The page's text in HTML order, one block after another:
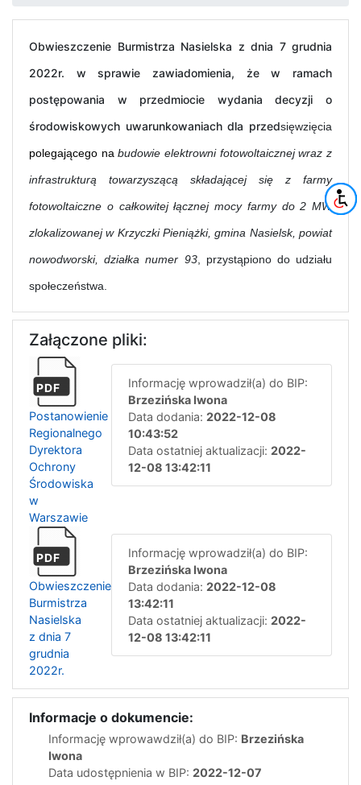
Obwieszczenie Burmistrza Nasielska z dnia 7 grudnia
2022r. w sprawie zawiadomienia, że w ramach
postępowania w przedmiocie wydania decyzji o
środowiskowych uwarunkowaniach dla przedsięwzięcia
polegającego na budowie elektrowni fotowoltaicznej wraz z
infrastrukturą towarzyszącą składającej się z farmy
fotowoltaiczne o całkowitej łącznej mocy farmy do 2 MW
zlokalizowanej w Krzyczki Pieniążki, gmina Nasielsk, powiat
nowodworski, działka numer 93, przystąpiono do udziału
społeczeństwa.
Załączone pliki:
PDF
Postanowienie
Regionalnego
Dyrektora
Ochrony
Środowiska
w
Warszawie
Informację wprowadził(a) do BIP:
Brzezińska Iwona
Data dodania: 2022-12-08
10:43:52
Data ostatniej aktualizacji: 2022-
12-08 13:42:11
PDF
Obwieszczenie
Burmistrza
Nasielska
z dnia 7
grudnia
2022r.
Informację wprowadził(a) do BIP:
Brzezińska Iwona
Data dodania: 2022-12-08
13:42:11
Data ostatniej aktualizacji: 2022-
12-08 13:42:11
Informacje o dokumencie:
Informację wprowawdził(a) do BIP: Brzezińska
Iwona
Data udostępnienia w BIP: 2022-12-07